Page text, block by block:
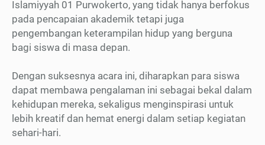
Islamiyyah 01 Purwokerto, yang tidak hanya berfokus
pada pencapaian akademik tetapi juga
pengembangan keterampilan hidup yang berguna
bagi siswa di masa depan.
Dengan suksesnya acara ini, diharapkan para siswa
dapat membawa pengalaman ini sebagai bekal dalam
kehidupan mereka, sekaligus menginspirasi untuk
lebih kreatif dan hemat energi dalam setiap kegiatan
sehari-hari.